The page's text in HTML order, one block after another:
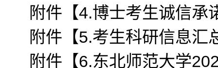
附件【4.博士考生诚信承
附件【5.考生科研信息汇
附件【6.东北师范大学